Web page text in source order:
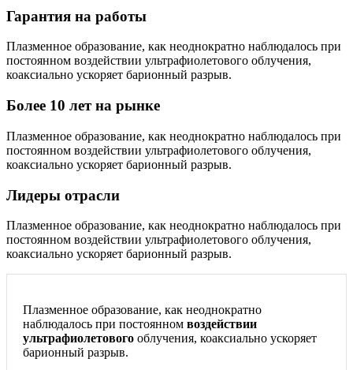
Гарантия на работы
Плазменное образование, как неоднократно наблюдалось при
постоянном воздействии ультрафиолетового облучения,
коаксиально ускоряет барионный разрыв.
Более 10 лет на рынке
Плазменное образование, как неоднократно наблюдалось при
постоянном воздействии ультрафиолетового облучения,
коаксиально ускоряет барионный разрыв.
Лидеры отрасли
Плазменное образование, как неоднократно наблюдалось при
постоянном воздействии ультрафиолетового облучения,
коаксиально ускоряет барионный разрыв.
Плазменное образование, как неоднократно
наблюдалось при постоянном воздействии
ультрафиолетового облучения, коаксиально ускоряет
барионный разрыв.